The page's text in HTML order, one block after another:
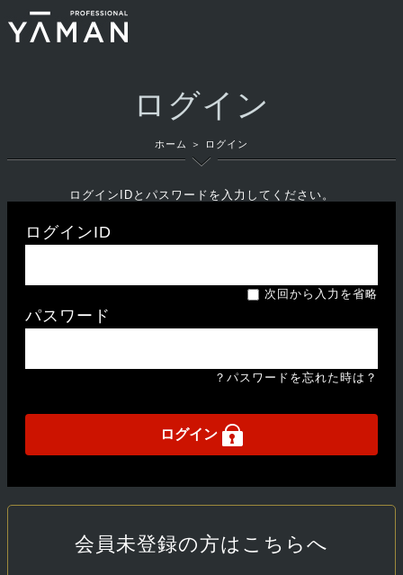
ログイン
ホーム ＞ ログイン
ログインIDとパスワードを入力してください。
ログインID
次回から入力を省略
パスワード
？パスワードを忘れた時は？
ログイン
会員未登録の方はこちらへ